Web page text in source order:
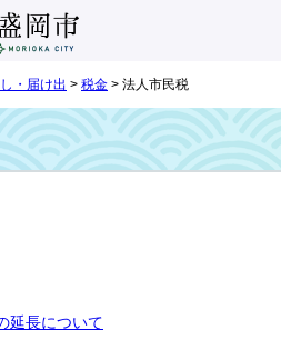
・届け出 > 税金 > 法人市民税
延長について